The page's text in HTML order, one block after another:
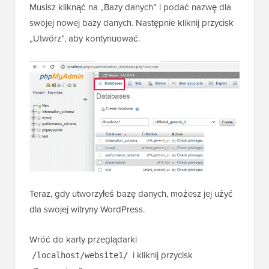
Musisz kliknąć na „Bazy danych” i podać nazwę dla
swojej nowej bazy danych. Następnie kliknij przycisk
„Utwórz”, aby kontynuować.
Teraz, gdy utworzyłeś bazę danych, możesz jej użyć
dla swojej witryny WordPress.
Wróć do karty przeglądarki
/localhost/website1/ i kliknij przycisk